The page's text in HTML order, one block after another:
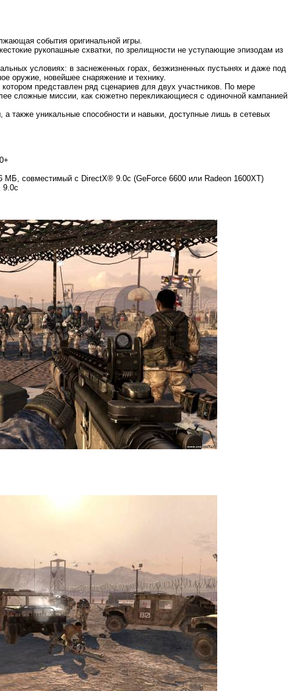
события оригинальной игры.
рукопашные схватки, по зрелищности не уступающие эпизодам из
условиях: в заснеженных горах, безжизненных пустынях и даже под
оружие, новейшее снаряжение и технику.
представлен ряд сценариев для двух участников. По мере
сложные миссии, как сюжетно перекликающиеся с одиночной кампанией,
также уникальные способности и навыки, доступные лишь в сетевых
МБ, совместимый с DirectX® 9.0c (GeForce 6600 или Radeon 1600XT)
9.0с